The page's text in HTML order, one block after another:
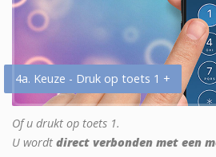
4a. Keuze - Druk op toets 1 +
Of u drukt op toets 1.
U wordt direct verbonden met een